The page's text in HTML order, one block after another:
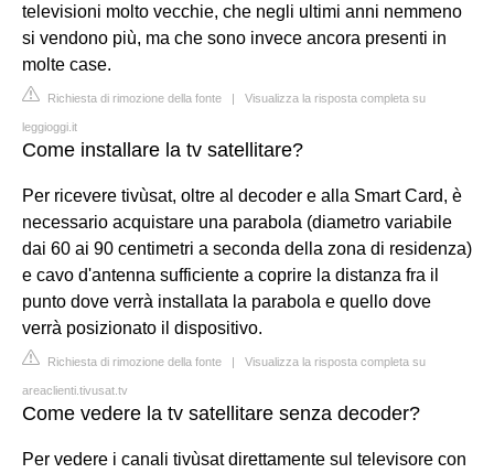
televisioni molto vecchie, che negli ultimi anni nemmeno
si vendono più, ma che sono invece ancora presenti in
molte case.
Richiesta di rimozione della fonte | Visualizza la risposta completa su
leggioggi.it
Come installare la tv satellitare?
Per ricevere tivùsat, oltre al decoder e alla Smart Card, è
necessario acquistare una parabola (diametro variabile
dai 60 ai 90 centimetri a seconda della zona di residenza)
e cavo d'antenna sufficiente a coprire la distanza fra il
punto dove verrà installata la parabola e quello dove
verrà posizionato il dispositivo.
Richiesta di rimozione della fonte | Visualizza la risposta completa su
areaclienti.tivusat.tv
Come vedere la tv satellitare senza decoder?
Per vedere i canali tivùsat direttamente sul televisore con